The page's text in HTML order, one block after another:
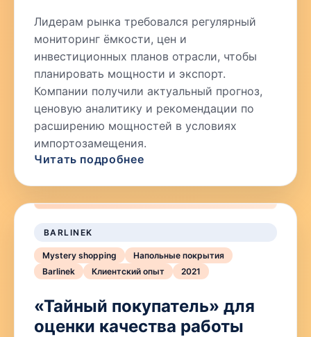
Лидерам рынка требовался регулярный
мониторинг ёмкости, цен и
инвестиционных планов отрасли, чтобы
планировать мощности и экспорт.
Компании получили актуальный прогноз,
ценовую аналитику и рекомендации по
расширению мощностей в условиях
импортозамещения.
Читать подробнее
BARLINEK
Mystery shopping
Напольные покрытия
Barlinek
Клиентский опыт 2021
«Тайный покупатель» для
оценки качества работы